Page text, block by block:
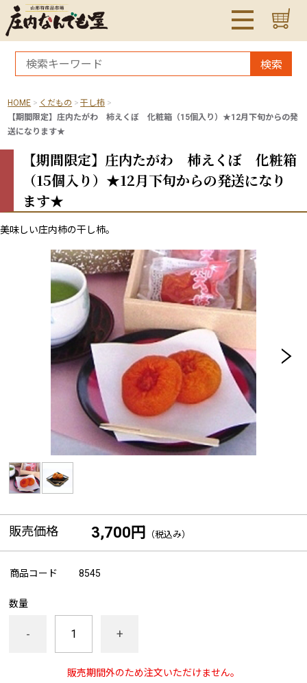
検索
HOME くだもの
干し柿
【期間限定】庄内たがわ 柿えくぼ 化粧箱（15個入り）★12月下旬からの発
送になります★
【期間限定】庄内たがわ 柿えくぼ 化粧箱
（15個入り）★12月下旬からの発送になり
ます★
美味しい庄内柿の干し柿。
販売価格 3,700円 （税込み）
商品コード 8545
数量
- +
販売期間外のため注文いただけません。